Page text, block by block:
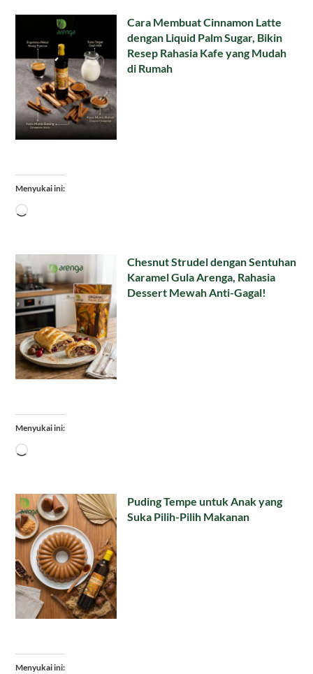
Cara Membuat Cinnamon Latte
dengan Liquid Palm Sugar, Bikin
Resep Rahasia Kafe yang Mudah
di Rumah
Menyukai ini:
Memuat...
Chesnut Strudel dengan Sentuhan
Karamel Gula Arenga, Rahasia
Dessert Mewah Anti-Gagal!
Menyukai ini:
Memuat...
Puding Tempe untuk Anak yang
Suka Pilih-Pilih Makanan
Menyukai ini: